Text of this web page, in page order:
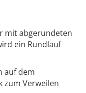
mit abgerundeten
ein Rundlauf
auf dem
zum Verweilen